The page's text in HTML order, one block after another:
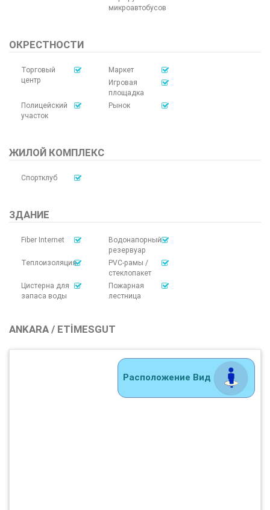
микроавтобусов
ОКРЕСТНОСТИ
Торговый
центр
Маркет
Игровая
площадка
Полицейский
участок
Рынок
ЖИЛОЙ КОМПЛЕКС
Спортклуб
ЗДАНИЕ
Fiber Internet
Водонапорный
резервуар
Теплоизоляция
PVC-рамы /
стеклопакет
Цистерна для
запаса воды
Пожарная
лестница
ANKARA / ETIMESGUT
Расположение Вид